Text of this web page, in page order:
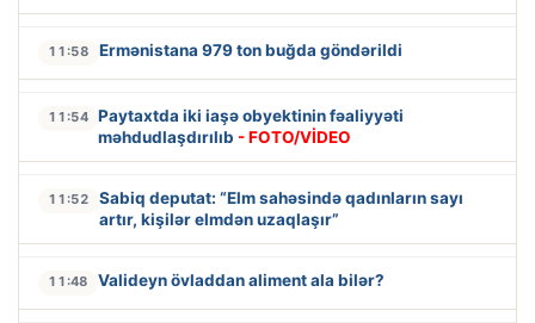
11:58 Ermənistana 979 ton buğda göndərildi
11:54 Paytaxtda iki iaşə obyektinin fəaliyyəti
məhdudlaşdırılıb - FOTO/VİDEO
11:52
Sabiq deputat: “Elm sahəsində qadınların sayı
artır, kişilər elmdən uzaqlaşır”
11:48 Valideyn övladdan aliment ala bilər?